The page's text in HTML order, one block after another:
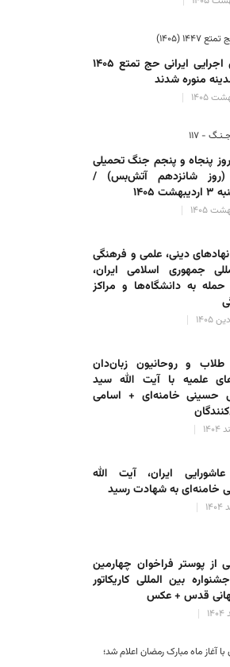
۱۴۴۷ (۱۴۰۵)
عوامل اجرایی ایرانی حج تمتع ۱۴۰۵
منوره ‌شدند
- ۱۱۷
روز پنجاه و پنجم جنگ تحمیلی
شانزدهم آتش‌بس) /
۱۴۰۵
نهادهای دینی، علمی و فرهنگی
جمهوری اسلامی ایران،
حمله به دانشگاه‌ها و مراکز
و روحانیون زبان‌دان
علمیه با آیت الله سید
حسینی خامنه‌ای + اسامی
ایران، آیت الله
خامنه‌ای به شهادت رسید
از پوستر فراخوان چهارمین
بین المللی کاریکاتور
قدس + عکس
آغاز ماه مبارک رمضان اعلام شد؛